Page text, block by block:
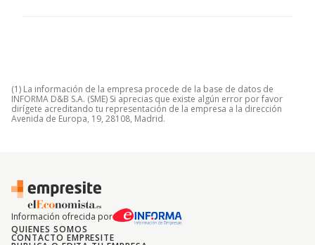
(1) La información de la empresa procede de la base de datos de
INFORMA D&B S.A. (SME) Si aprecias que existe algún error por favor
dirígete acreditando tu representación de la empresa a la dirección
Avenida de Europa, 19, 28108, Madrid.
Información ofrecida por
QUIENES SOMOS
CONTACTO EMPRESITE